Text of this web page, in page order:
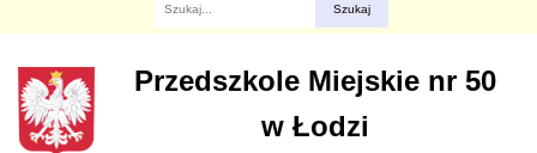
Przedszkole Miejskie nr 50
w Łodzi